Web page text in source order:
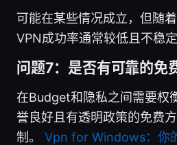
可能在某些情况成立，但随
VPN成功率通常较低且不稳定
问题7：是否有可靠的免
在Budget和隐私之间需要权
誉良好且有透明政策的免费
制。 Vpn for Windows：你